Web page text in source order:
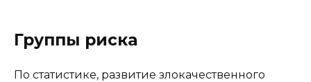
Группы риска
По статистике, развитие злокачественного